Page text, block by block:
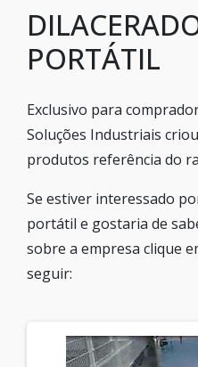
PORTÁTIL
Exclusivo para
Soluções Industriais
produtos referência do
Se estiver interessado
portátil e gostaria de
sobre a empresa clique
seguir: